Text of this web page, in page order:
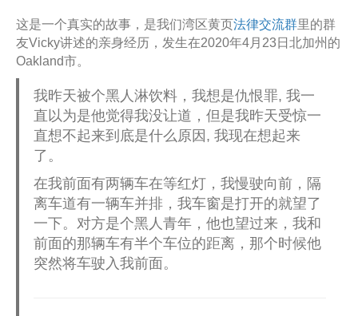
这是一个真实的故事，是我们湾区黄页法律交流群里的群
友Vicky讲述的亲身经历，发生在2020年4月23日北加州的
Oakland市。
我昨天被个黑人淋饮料，我想是仇恨罪, 我一
直以为是他觉得我没让道，但是我昨天受惊一
直想不起来到底是什么原因, 我现在想起来
了。
在我前面有两辆车在等红灯，我慢驶向前，隔
离车道有一辆车并排，我车窗是打开的就望了
一下。对方是个黑人青年，他也望过来，我和
前面的那辆车有半个车位的距离，那个时候他
突然将车驶入我前面。